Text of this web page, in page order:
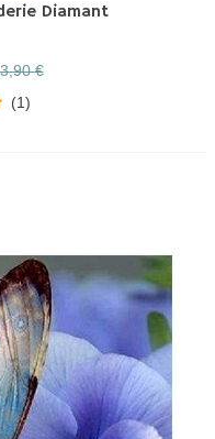
Diamant
€
(1)